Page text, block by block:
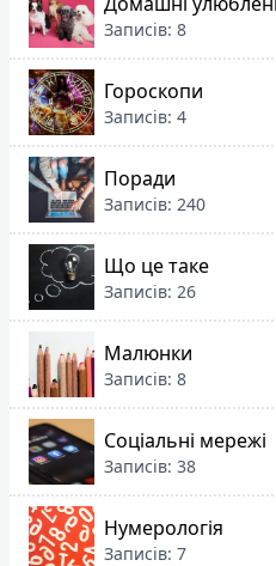
Записів: 8
Гороскопи
Записів: 4
Поради
Записів: 240
Що це таке
Записів: 26
Малюнки
Записів: 8
Соціальні мережі
Записів: 38
Нумерологія
Записів: 7